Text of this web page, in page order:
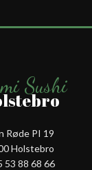
Sushi
Røde PI 19
Holstebro
53 88 68 66